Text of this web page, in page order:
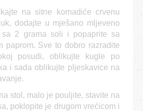
na sitne komadiće crvenu
dodajte u mješano mljeveno
sa 2 grama soli i popaprite sa
paprom. Sve to dobro razradite
posudi, oblikujte kugle po
i sada oblikujte pljeskavice na
stol, malo je pouljite, stavite na
poklopite je drugom vrećicom i